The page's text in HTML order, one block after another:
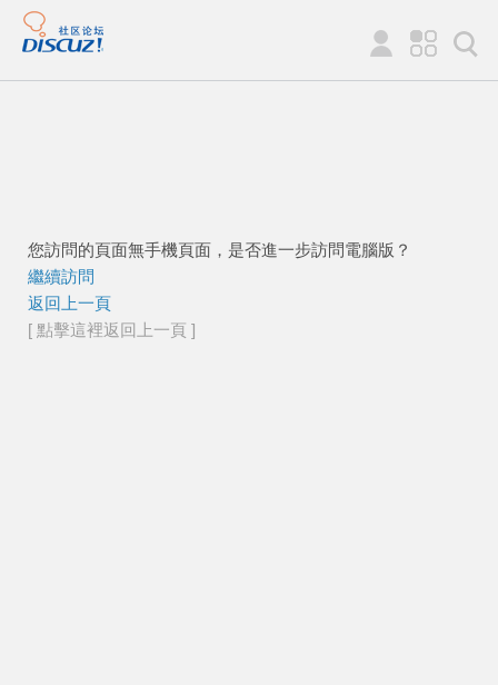
您訪問的頁面無手機頁面，是否進一步訪問電腦版？
繼續訪問
返回上一頁
[ 點擊這裡返回上一頁 ]